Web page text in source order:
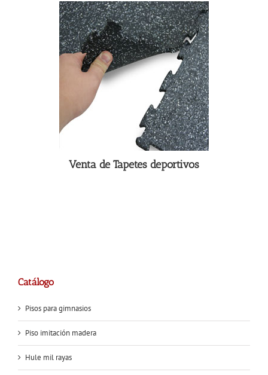
Venta de Tapetes deportivos
Catálogo
Pisos para gimnasios
Piso imitación madera
Hule mil rayas